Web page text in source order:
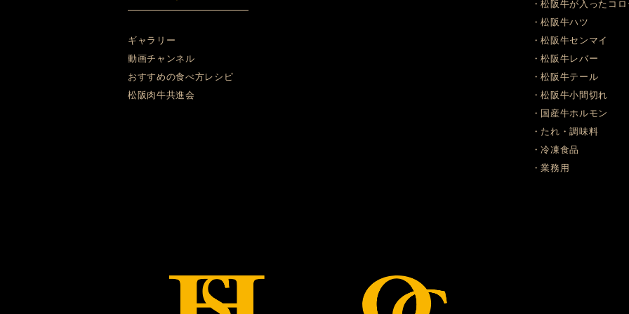
ギャラリー
動画チャンネル
おすすめの食べ方レシピ
松阪肉牛共進会
・松阪牛が入ったコ
・松阪牛ハツ
・松阪牛センマイ
・松阪牛レバー
・松阪牛テール
・松阪牛小間切れ
・国産牛ホルモン
・たれ・調味料
・冷凍食品
・業務用